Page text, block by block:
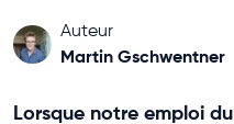
Auteur
Martin Gschwentner
Lorsque notre emploi